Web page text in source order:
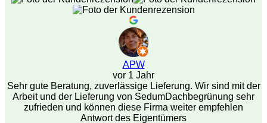
APW
vor 1 Jahr
Sehr gute Beratung, zuverlässige Lieferung. Wir sind mit der
Arbeit und der Lieferung von SedumDachbegrünung sehr
zufrieden und können diese Firma weiter empfehlen
Antwort des Eigentümers